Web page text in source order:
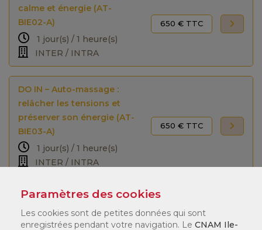
calme et énergie (AT-
BIE02-A)
1 jour(s) / 1 heure(s)
INTER / INTRA
650 € TTC
DO IN – Auto-massage :
relâcher les tensions et
préserver son énergie (AT-
BIE03-A)
1 jour(s) / 1 heure(s)
INTER / INTRA
650 € TTC
Relaxation oculaire et
cérébrale – Yoga des yeux
(AT-BIE04-A)
650 € TTC
Paramètres des cookies
Les cookies sont de petites données qui sont
enregistrées pendant votre navigation. Le CNAM Ile-